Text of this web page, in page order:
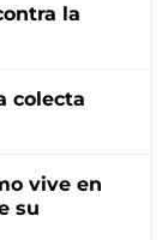
la
colecta
vive en
su